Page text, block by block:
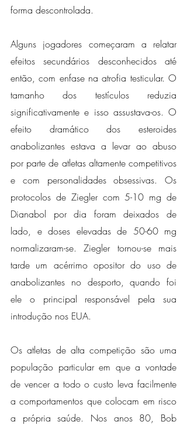
forma descontrolada.
Alguns jogadores começaram a relatar
efeitos secundários desconhecidos até
então, com enfase na atrofia testicular. O
tamanho dos testículos reduzia
significativamente e isso assustava-os. O
efeito dramático dos esteroides
anabolizantes estava a levar ao abuso
por parte de atletas altamente competitivos
e com personalidades obsessivas. Os
protocolos de Ziegler com 5-10 mg de
Dianabol por dia foram deixados de
lado, e doses elevadas de 50-60 mg
normalizaram-se. Ziegler tornou-se mais
tarde um acérrimo opositor do uso de
anabolizantes no desporto, quando foi
ele o principal responsável pela sua
introdução nos EUA.
Os atletas de alta competição são uma
população particular em que a vontade
de vencer a todo o custo leva facilmente
a comportamentos que colocam em risco
a própria saúde. Nos anos 80, Bob